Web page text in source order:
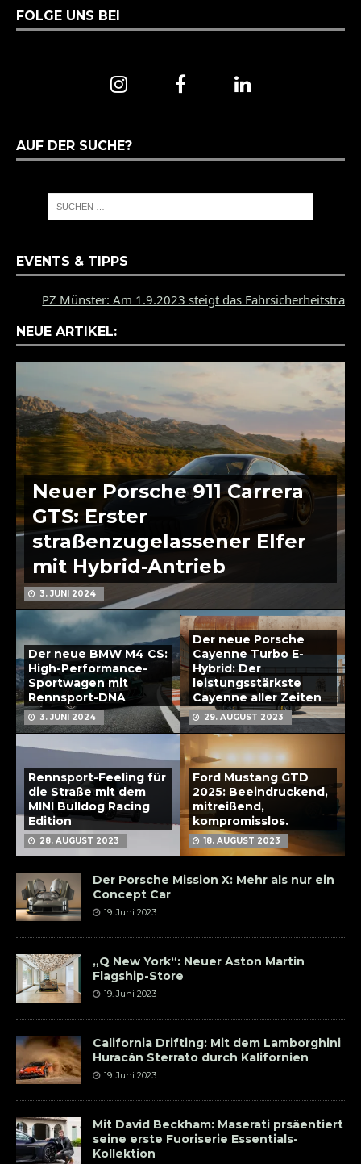
FOLGE UNS BEI
AUF DER SUCHE?
EVENTS & TIPPS
PZ Münster: Am 1.9.2023 steigt das Fahrsicherheitstraining
NEUE ARTIKEL:
Neuer Porsche 911 Carrera
GTS: Erster
straßenzugelassener Elfer
mit Hybrid-Antrieb
3. JUNI 2024
Der neue BMW M4 CS:
High-Performance-
Sportwagen mit
Rennsport-DNA
3. JUNI 2024
Der neue Porsche
Cayenne Turbo E-
Hybrid: Der
leistungsstärkste
Cayenne aller Zeiten
29. AUGUST 2023
Rennsport-Feeling für
die Straße mit dem
MINI Bulldog Racing
Edition
28. AUGUST 2023
Ford Mustang GTD
2025: Beeindruckend,
mitreißend,
kompromisslos.
18. AUGUST 2023
Der Porsche Mission X: Mehr als nur ein
Concept Car
19. Juni 2023
„Q New York“: Neuer Aston Martin
Flagship-Store
19. Juni 2023
California Drifting: Mit dem Lamborghini
Huracán Sterrato durch Kalifornien
19. Juni 2023
Mit David Beckham: Maserati prsäentiert
seine erste Fuoriserie Essentials-
Kollektion